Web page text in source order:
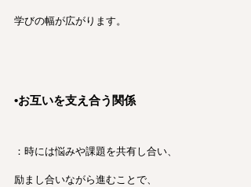
学びの幅が広がります。
•お互いを支え合う関係
：時には悩みや課題を共有し合い、
励まし合いながら進むことで、